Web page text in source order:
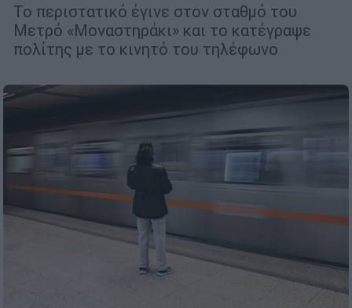
Το περιστατικό έγινε στον σταθμό του
Μετρό «Μοναστηράκι» και το κατέγραψε
πολίτης με το κινητό του τηλέφωνο